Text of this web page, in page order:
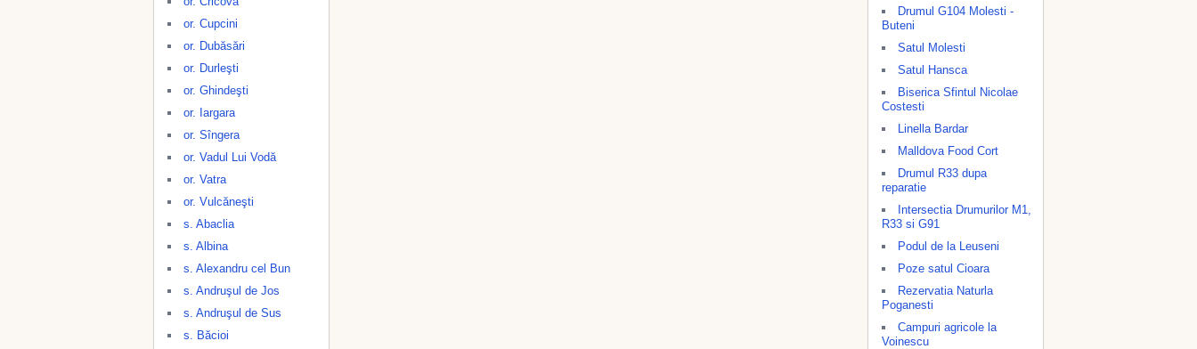
or. Cupcini
or. Dubăsări
or. Durleşti
or. Ghindeşti
or. Iargara
or. Sîngera
or. Vadul Lui Vodă
or. Vatra
or. Vulcăneşti
s. Abaclia
s. Albina
s. Alexandru cel Bun
s. Andruşul de Jos
s. Andruşul de Sus
s. Băcioi
Drumul G104 Molesti -
Buteni
Satul Molesti
Satul Hansca
Biserica Sfintul Nicolae
Costesti
Linella Bardar
Malldova Food Cort
Drumul R33 dupa
reparatie
Intersectia Drumurilor M1,
R33 si G91
Podul de la Leuseni
Poze satul Cioara
Rezervatia Naturla
Poganesti
Campuri agricole la
Voinescu